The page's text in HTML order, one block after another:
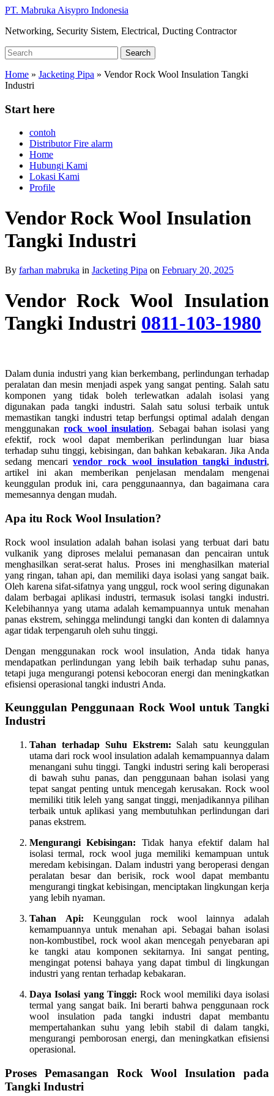
Skip
main
PT. Mabruka Aisypro Indonesia
Networking, Security Sistem, Electrical, Ducting Contractor
Search
for:
Search
Home » Jacketing Pipa » Vendor Rock Wool Insulation Tangki
Industri
Start here
contoh
Distributor Fire alarm
Home
Hubungi Kami
Lokasi Kami
Profile
Vendor Rock Wool Insulation
Tangki Industri
By farhan mabruka in Jacketing Pipa on February 20, 2025
Vendor Rock Wool Insulation
Tangki Industri 0811-103-1980
Dalam dunia industri yang kian berkembang, perlindungan terhadap
peralatan dan mesin menjadi aspek yang sangat penting. Salah satu
komponen yang tidak boleh terlewatkan adalah isolasi yang
digunakan pada tangki industri. Salah satu solusi terbaik untuk
memastikan tangki industri tetap berfungsi optimal adalah dengan
menggunakanrock wool insulation. Sebagai bahan isolasi yang
efektif, rock wool dapat memberikan perlindungan luar biasa
terhadap suhu tinggi, kebisingan, dan bahkan kebakaran. Jika Anda
sedang mencarivendor rock wool insulation tangki industri,
artikel ini akan memberikan penjelasan mendalam mengenai
keunggulan produk ini, cara penggunaannya, dan bagaimana cara
memesannya dengan mudah.
Apa itu Rock Wool Insulation?
Rock wool insulation adalah bahan isolasi yang terbuat dari batu
vulkanik yang diproses melalui pemanasan dan pencairan untuk
menghasilkan serat-serat halus. Proses ini menghasilkan material
yang ringan, tahan api, dan memiliki daya isolasi yang sangat baik.
Oleh karena sifat-sifatnya yang unggul, rock wool sering digunakan
dalam berbagai aplikasi industri, termasuk isolasi tangki industri.
Kelebihannya yang utama adalah kemampuannya untuk menahan
panas ekstrem, sehingga melindungi tangki dan konten di dalamnya
agar tidak terpengaruh oleh suhu tinggi.
Dengan menggunakan rock wool insulation, Anda tidak hanya
mendapatkan perlindungan yang lebih baik terhadap suhu panas,
tetapi juga mengurangi potensi kebocoran energi dan meningkatkan
efisiensi operasional tangki industri Anda.
Keunggulan Penggunaan Rock Wool untuk Tangki
Industri
Tahan terhadap Suhu Ekstrem: Salah satu keunggulan
utama dari rock wool insulation adalah kemampuannya dalam
menangani suhu tinggi. Tangki industri sering kali beroperasi
di bawah suhu panas, dan penggunaan bahan isolasi yang
tepat sangat penting untuk mencegah kerusakan. Rock wool
memiliki titik leleh yang sangat tinggi, menjadikannya pilihan
terbaik untuk aplikasi yang membutuhkan perlindungan dari
panas ekstrem.
Mengurangi Kebisingan: Tidak hanya efektif dalam hal
isolasi termal, rock wool juga memiliki kemampuan untuk
meredam kebisingan. Dalam industri yang beroperasi dengan
peralatan besar dan berisik, rock wool dapat membantu
mengurangi tingkat kebisingan, menciptakan lingkungan kerja
yang lebih nyaman.
Tahan Api: Keunggulan rock wool lainnya adalah
kemampuannya untuk menahan api. Sebagai bahan isolasi
non-kombustibel, rock wool akan mencegah penyebaran api
ke tangki atau komponen sekitarnya. Ini sangat penting,
mengingat potensi bahaya yang dapat timbul di lingkungan
industri yang rentan terhadap kebakaran.
Daya Isolasi yang Tinggi: Rock wool memiliki daya isolasi
termal yang sangat baik. Ini berarti bahwa penggunaan rock
wool insulation pada tangki industri dapat membantu
mempertahankan suhu yang lebih stabil di dalam tangki,
mengurangi pemborosan energi, dan meningkatkan efisiensi
operasional.
Proses Pemasangan Rock Wool Insulation pada
Tangki Industri